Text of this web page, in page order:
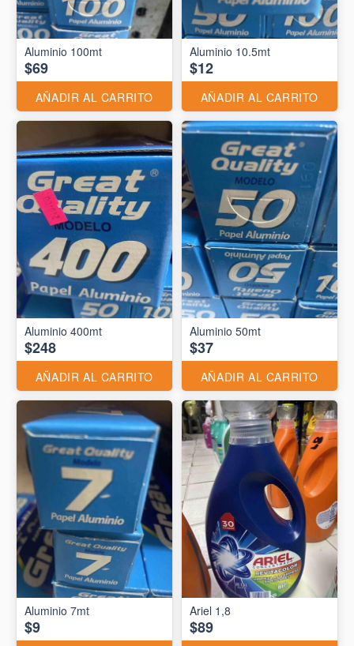
$69
AÑADIR AL CARRITO
Aluminio 10.5mt
$12
AÑADIR AL CARRITO
Aluminio 400mt
$248
AÑADIR AL CARRITO
Aluminio 50mt
$37
AÑADIR AL CARRITO
Aluminio 7mt
$9
Ariel 1,8
$89